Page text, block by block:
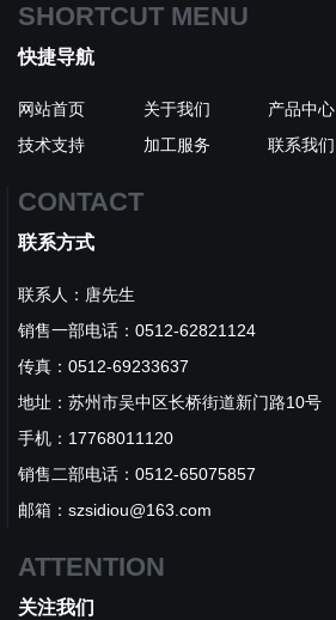
SHORTCUT MENU
快捷导航
网站首页 关于我们 产品中心
技术支持
加工服务 联系我们
CONTACT
联系方式
联系人：唐先生
销售一部电话：0512-62821124
传真：0512-69233637
地址：苏州市吴中区长桥街道新门路10号
手机：17768011120
销售二部电话：0512-65075857
邮箱：szsidiou@163.com
ATTENTION
关注我们